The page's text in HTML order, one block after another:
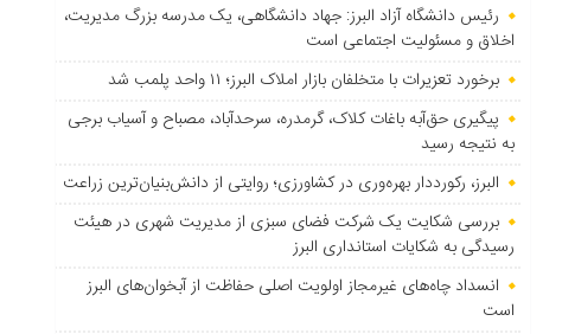
رئیس دانشگاه آزاد البرز: جهاد دانشگاهی، یک مدرسه بزرگ مدیریت،
اخلاق و مسئولیت اجتماعی است
برخورد تعزیرات با متخلفان بازار املاک البرز؛ ۱۱ واحد پلمب شد
پیگیری حق‌آبه باغات کلاک، گرمدره، سرحدآباد، مصباح و آسیاب برجی
به نتیجه رسید
البرز، رکورددار بهره‌وری در کشاورزی؛ روایتی از دانش‌بنیان‌ترین زراعت
بررسی شکایت یک شرکت فضای سبزی از مدیریت شهری در هیئت
رسیدگی به شکایات استانداری البرز
انسداد چاه‌های غیرمجاز اولویت اصلی حفاظت از آبخوان‌های البرز
است